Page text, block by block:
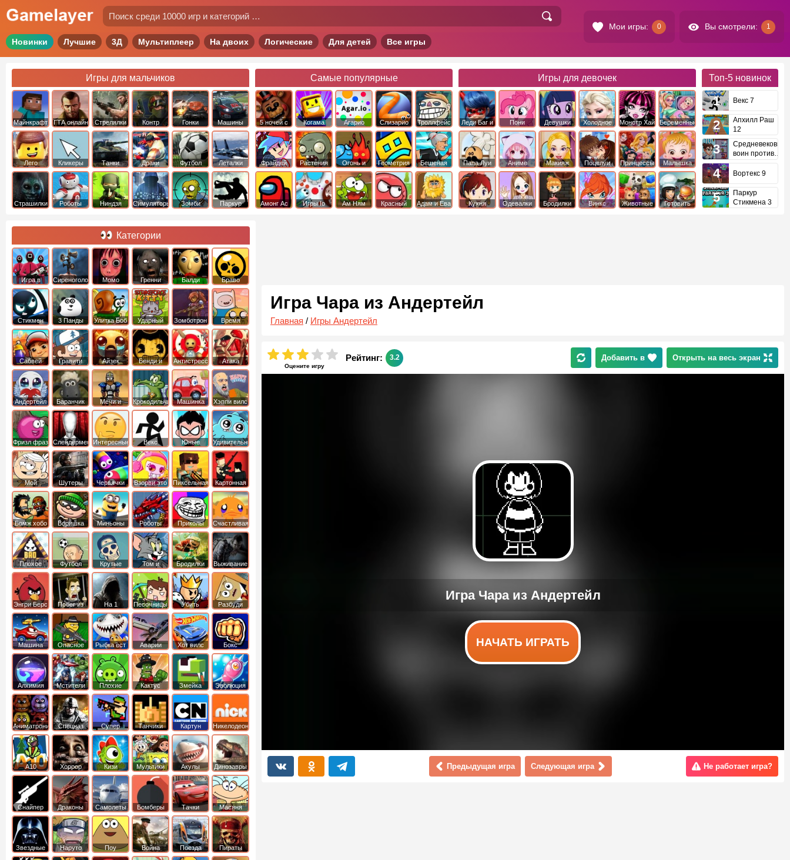
Мои игры: 0 Вы смотрели: 1
Новинки Лучшие 3Д Мультиплеер На двоих Логические Для детей Все игры
Игры для мальчиков
Майнкрафт ГТА онлайн Стрелялки
Контр
Страйк
Гонки Машины
Лего Кликеры Танки Драки Футбол Леталки
Страшилки Роботы Ниндзя Симуляторы Зомби Паркур
Самые популярные
5 ночей с
фредди
Когама Агарио Слизарио
Троллфейс
квест
Фрайдей
Найт
Фанкин
Растения
против
Зомби
Огонь и
Вода
Геометрия
Даш
Бешеная
бабка
сбежала из
психушки
Амонг Ас Игры Io Ам Ням
Красный
Адам и Ева
Игры для девочек
Леди Баг и
Супер Кот
Пони
Дружба это
Девушки
Эквестрии
Холодное
Сердце
Монстр Хай Беременные
Папа Луи Аниме Макияж Поцелуи
Принцессы
Диснея
Малышка
Хейзел
Кухня
Одевалки Бродилки Винкс Животные
Готовить
Топ-5 новинок
Векс 7
Апхилл Раш
12
Средневековый
воин против
Вортекс 9
Паркур
Стикмена 3
Игра Чара из Андертейл
Главная / Игры Андертейл
Оцените игру
Рейтинг: 3.2 Добавить в Открыть на весь экран
НАЧАТЬ ИГРАТЬ
Предыдущая игра Следующая игра Не работает игра?
Категории
Игра в
Кальмара
Сиреноголовый Момо Гренни Балди
Браво
Старс
Стикмен 3 Панды Улитка Боб
Ударный
отряд котят
Зомботрон
Время
Приключений
Сабвей
Серф
Гравити
Фолз
Айзек
Бенди и
Чернильная
машина
Антистресс
Атака
Титанов
Андертейл
Баранчик
Шон
Мечи и
Сандали
Крокодильчик
Свомпи
Машинка
Вилли
Хэппи вилс
Фризл фраз Слендермен Интересные Векс
Юные
титаны
вперед
Удивительный
мир
Гамбола
Мой
шумный
дом
Шутеры Червячки Взорви это
Пиксельная
война
Картонная
башка
Бомж хобо
Воришка
боб
Миньоны
Роботы
динозавры
Приколы
Счастливая
обезьянка
Плохое
мороженое
Футбол
головами
Крутые
Том и
джерри
Бродилки
Приключения
Выживание
Энгри Берс
Побег из
тюрьмы
На 1 Песочницы
Убить
короля
Разбуди
коробку
Машина
ест
машину
Опасное
оружие
Рыбка ест
рыбку
Аварии
машин
Хот вилс Бокс
Алхимия Мстители
Плохие
свинки
Кактус
маккой
Змейка Эволюция
Аниматроники Спецназ
Супер
бойцы
Танчики
Картун
нетворк
Никелодеон
А10 Хоррор Кизи Мультики Акулы Динозавры
Снайпер Драконы Самолеты Бомберы Тачки Масяня
Звездные
войны
Наруто Поу Война Поезда
Пираты
Карибского